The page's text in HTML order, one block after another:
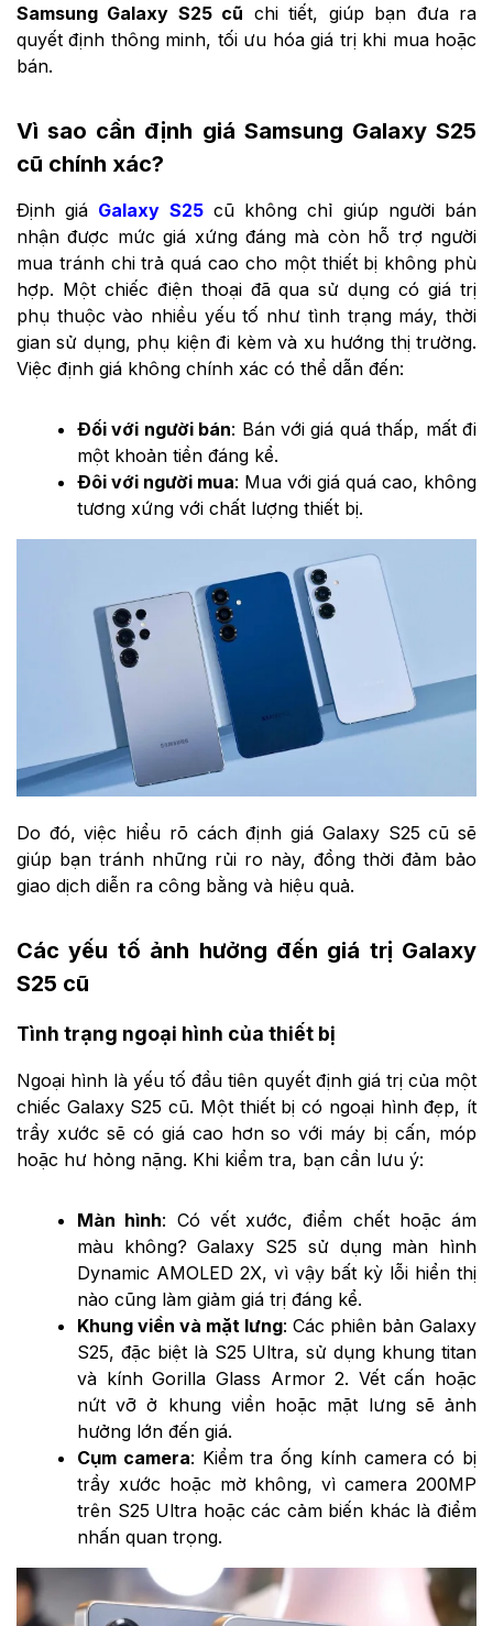
Samsung Galaxy S25 cũ chi tiết, giúp bạn đưa ra
quyết định thông minh, tối ưu hóa giá trị khi mua hoặc
bán.
Vì sao cần định giá Samsung Galaxy S25
cũ chính xác?
Định giá Galaxy S25cũ không chỉ giúp người bán
nhận được mức giá xứng đáng mà còn hỗ trợ người
mua tránh chi trả quá cao cho một thiết bị không phù
hợp. Một chiếc điện thoại đã qua sử dụng có giá trị
phụ thuộc vào nhiều yếu tố như tình trạng máy, thời
gian sử dụng, phụ kiện đi kèm và xu hướng thị trường.
Việc định giá không chính xác có thể dẫn đến:
Đối với người bán: Bán với giá quá thấp, mất đi
một khoản tiền đáng kể.
Đôi với người mua: Mua với giá quá cao, không
tương xứng với chất lượng thiết bị.
Do đó, việc hiểu rõ cách định giá Galaxy S25 cũ sẽ
giúp bạn tránh những rủi ro này, đồng thời đảm bảo
giao dịch diễn ra công bằng và hiệu quả.
Các yếu tố ảnh hưởng đến giá trị Galaxy
S25 cũ
Tình trạng ngoại hình của thiết bị
Ngoại hình là yếu tố đầu tiên quyết định giá trị của một
chiếc Galaxy S25 cũ. Một thiết bị có ngoại hình đẹp, ít
trầy xước sẽ có giá cao hơn so với máy bị cấn, móp
hoặc hư hỏng nặng. Khi kiểm tra, bạn cần lưu ý:
Màn hình: Có vết xước, điểm chết hoặc ám
màu không? Galaxy S25 sử dụng màn hình
Dynamic AMOLED 2X, vì vậy bất kỳ lỗi hiển thị
nào cũng làm giảm giá trị đáng kể.
Khung viền và mặt lưng: Các phiên bản Galaxy
S25, đặc biệt là S25 Ultra, sử dụng khung titan
và kính Gorilla Glass Armor 2. Vết cấn hoặc
nứt vỡ ở khung viền hoặc mặt lưng sẽ ảnh
hưởng lớn đến giá.
Cụm camera: Kiểm tra ống kính camera có bị
trầy xước hoặc mờ không, vì camera 200MP
trên S25 Ultra hoặc các cảm biến khác là điểm
nhấn quan trọng.